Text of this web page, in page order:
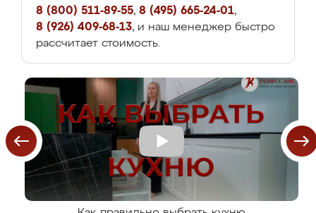
8 (800) 511-89-55, 8 (495) 665-24-01,
8 (926) 409-68-13, и наш менеджер быстро
рассчитает стоимость.